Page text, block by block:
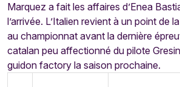
Marquez a fait les affaires d’Enea
l’arrivée. L’Italien revient à un point de
au championnat avant la dernière
catalan peu affectionné du pilote
guidon factory la saison prochaine.